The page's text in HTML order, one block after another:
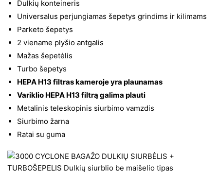
Dulkių konteineris
Universalus perjungiamas šepetys grindims ir kilimams
Parketo šepetys
2 viename plyšio antgalis
Mažas šepetėlis
Turbo šepetys
HEPA H13 filtras kameroje yra plaunamas
Variklio HEPA H13 filtrą galima plauti
Metalinis teleskopinis siurbimo vamzdis
Siurbimo žarna
Ratai su guma